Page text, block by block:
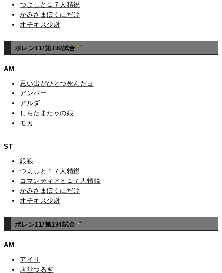
つよしと１７人精鋭
かみさまぼくにだけ
オチキス少尉
ポレン11/第190試合
AM
思い出がひとつ死んだ日
アンバー
アルダ
しらたまたゃの娘
モカ
ST
銀狼
つよしと１７人精鋭
コマンディアと１７人精鋭
かみさまぼくにだけ
オチキス少尉
ポレン11/第194試合
AM
アイリ
唐堂つるぎ